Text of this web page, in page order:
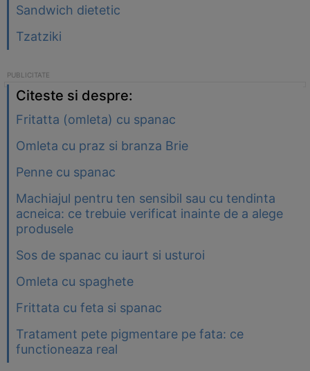
Sandwich dietetic
Tzatziki
Citeste si despre:
Fritatta (omleta) cu spanac
Omleta cu praz si branza Brie
Penne cu spanac
Machiajul pentru ten sensibil sau cu tendinta
acneica: ce trebuie verificat inainte de a alege
produsele
Sos de spanac cu iaurt si usturoi
Omleta cu spaghete
Frittata cu feta si spanac
Tratament pete pigmentare pe fata: ce
functioneaza real